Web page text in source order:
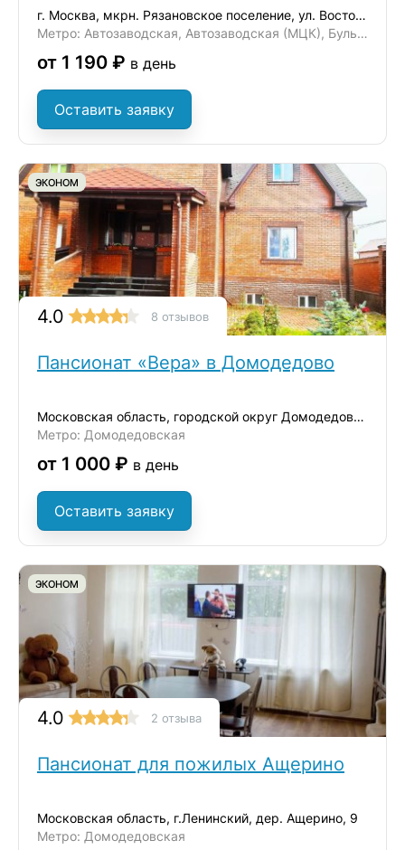
г. Москва, мкрн. Рязановское поселение, ул. Восточная, д. 6
Метро: Автозаводская, Автозаводская (МЦК), Бульвар Дмитрия Донского
от 1 190 ₽ в день
Оставить заявку
ЭКОНОМ
4.0 8 отзывов
Пансионат «Вера» в Домодедово
Московская область, городской округ Домодедово, село Ям, улица Школьная, 38
Метро: Домодедовская
от 1 000 ₽ в день
Оставить заявку
ЭКОНОМ
4.0 2 отзыва
Пансионат для пожилых Ащерино
Московская область, г.Ленинский, дер. Ащерино, 9
Метро: Домодедовская